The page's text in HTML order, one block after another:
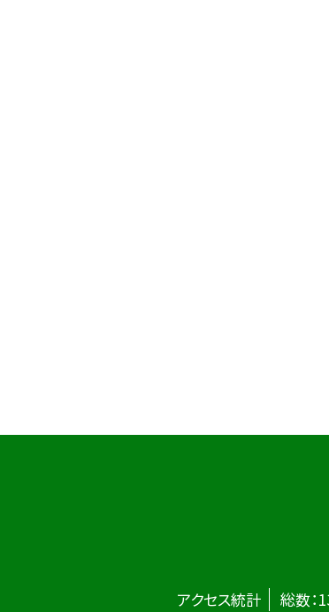
アクセス統計 総数：